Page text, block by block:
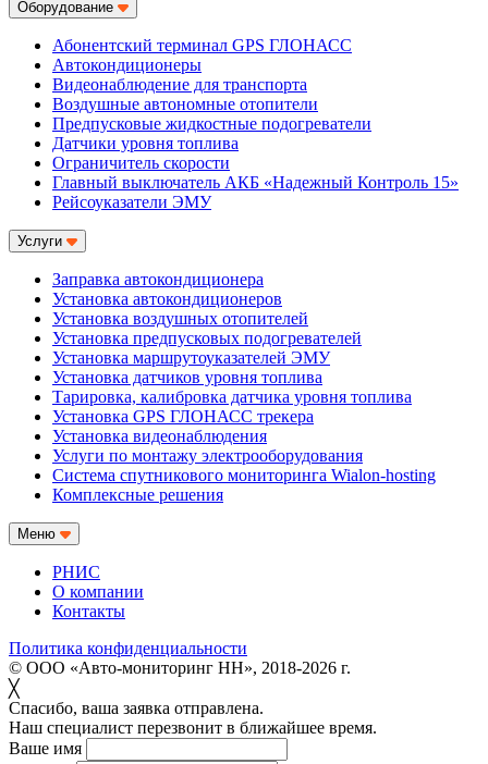
Оборудование
Абонентский терминал GPS ГЛОНАСС
Автокондиционеры
Видеонаблюдение для транспорта
Воздушные автономные отопители
Предпусковые жидкостные подогреватели
Датчики уровня топлива
Ограничитель скорости
Главный выключатель АКБ «Надежный Контроль 15»
Рейсоуказатели ЭМУ
Услуги
Заправка автокондиционера
Установка автокондиционеров
Установка воздушных отопителей
Установка предпусковых подогревателей
Установка маршрутоуказателей ЭМУ
Установка датчиков уровня топлива
Тарировка, калибровка датчика уровня топлива
Установка GPS ГЛОНАСС трекера
Установка видеонаблюдения
Услуги по монтажу электрооборудования
Система спутникового мониторинга Wialon-hosting
Комплексные решения
Меню
РНИС
О компании
Контакты
Политика конфиденциальности
© ООО «Авто-мониторинг НН», 2018-2026 г.
╳
Спасибо, ваша заявка отправлена.
Наш специалист перезвонит в ближайшее время.
Ваше имя